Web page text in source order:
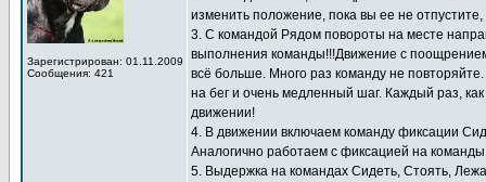
Зарегистрирован: 01.11.2009
Сообщения: 421
изменить положение, пока вы ее не
3. С командой Рядом повороты на месте
выполнения команды!!!Движение с
всё больше. Много раз команду не
на бег и очень медленный шаг. Каждый раз,
движении!
4. В движении включаем команду фиксации
Аналогично работаем с фиксацией на
5. Выдержка на командах Сидеть, Стоять,